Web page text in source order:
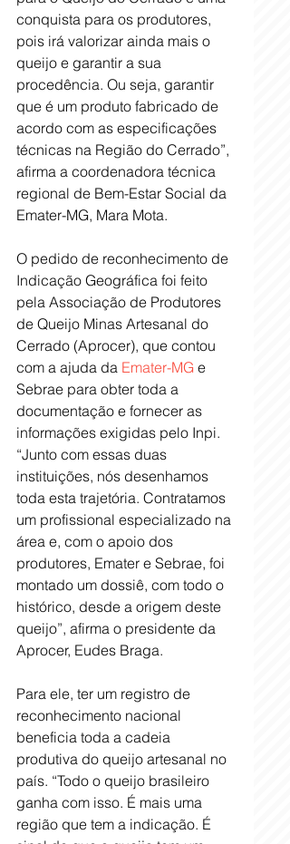
conquista para os produtores,
pois irá valorizar ainda mais o
queijo e garantir a sua
procedência. Ou seja, garantir
que é um produto fabricado de
acordo com as especificações
técnicas na Região do Cerrado”,
afirma a coordenadora técnica
regional de Bem-Estar Social da
Emater-MG, Mara Mota.
O pedido de reconhecimento de
Indicação Geográfica foi feito
pela Associação de Produtores
de Queijo Minas Artesanal do
Cerrado (Aprocer), que contou
com a ajuda da Emater-MG e
Sebrae para obter toda a
documentação e fornecer as
informações exigidas pelo Inpi.
“Junto com essas duas
instituições, nós desenhamos
toda esta trajetória. Contratamos
um profissional especializado na
área e, com o apoio dos
produtores, Emater e Sebrae, foi
montado um dossiê, com todo o
histórico, desde a origem deste
queijo”, afirma o presidente da
Aprocer, Eudes Braga.
Para ele, ter um registro de
reconhecimento nacional
beneficia toda a cadeia
produtiva do queijo artesanal no
país. “Todo o queijo brasileiro
ganha com isso. É mais uma
região que tem a indicação. É